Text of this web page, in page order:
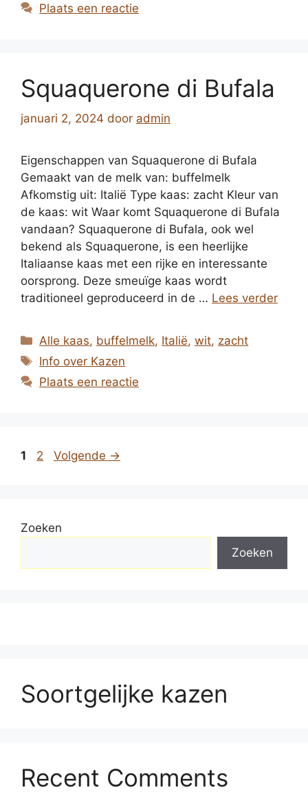
Plaats een reactie
Squaquerone di Bufala
januari 2, 2024 door admin
Eigenschappen van Squaquerone di Bufala
Gemaakt van de melk van: buffelmelk
Afkomstig uit: Italië Type kaas: zacht Kleur van
de kaas: wit Waar komt Squaquerone di Bufala
vandaan? Squaquerone di Bufala, ook wel
bekend als Squaquerone, is een heerlijke
Italiaanse kaas met een rijke en interessante
oorsprong. Deze smeuïge kaas wordt
traditioneel geproduceerd in de … Lees verder
Categorieën
Alle kaas, buffelmelk, Italië,wit, zacht
Tags
Info over Kazen
Plaats een reactie
Pagina
1 Pagina
2 Volgende →
Zoeken
Zoeken
Soortgelijke kazen
Recent Comments